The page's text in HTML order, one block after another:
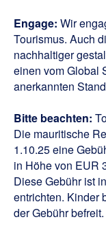
Engage: Wir
Tourismus. Auch
nachhaltiger
einen vom Global
anerkannten
Bitte beachten:
Die mauritische
1.10.25 eine
in Höhe von EUR
Diese Gebühr ist
entrichten. Kinder
der Gebühr befreit.